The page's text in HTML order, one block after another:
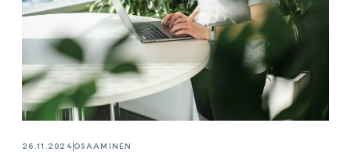
26.11.2024 OSAAMINEN